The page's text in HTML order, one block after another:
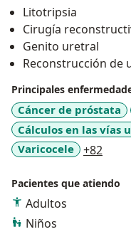
Realice mi
MILITAR en la ciudad
diferentes congresos
como participante y
Titulado con
de urología.
Realicé un
GENITOURINARIA.
Concurse y gané una
Litotripsia
Cirugía
Genito uretral
Reconstrucción de
Principales
Cáncer de próstata
Cálculos en las vías
Varicocele
+82
Pacientes que atiendo
Adultos
Niños